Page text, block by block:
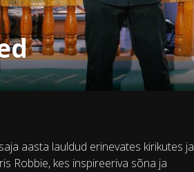
aasta lauldud erinevates kirikutes ja
Robbie, kes inspireeriva sõna ja